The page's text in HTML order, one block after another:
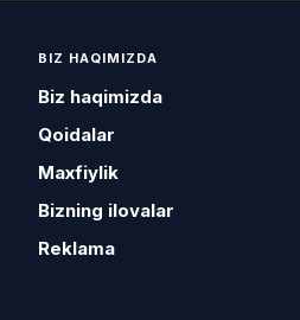
BIZ HAQIMIZDA
Biz haqimizda
Qoidalar
Maxfiylik
Bizning ilovalar
Reklama